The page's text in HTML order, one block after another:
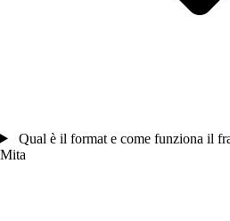
Qual è il format e come funziona il
Mita